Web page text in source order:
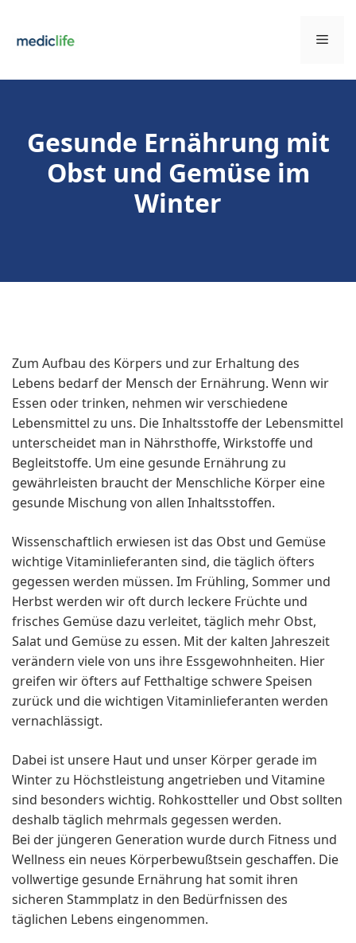
springen
Gesunde Ernährung mit
Obst und Gemüse im
Winter
Zum Aufbau des Körpers und zur Erhaltung des
Lebens bedarf der Mensch der Ernährung. Wenn wir
Essen oder trinken, nehmen wir verschiedene
Lebensmittel zu uns. Die Inhaltsstoffe der Lebensmittel
unterscheidet man in Nährsthoffe, Wirkstoffe und
Begleitstoffe. Um eine gesunde Ernährung zu
gewährleisten braucht der Menschliche Körper eine
gesunde Mischung von allen Inhaltsstoffen.
Wissenschaftlich erwiesen ist das Obst und Gemüse
wichtige Vitaminlieferanten sind, die täglich öfters
gegessen werden müssen. Im Frühling, Sommer und
Herbst werden wir oft durch leckere Früchte und
frisches Gemüse dazu verleitet, täglich mehr Obst,
Salat und Gemüse zu essen. Mit der kalten Jahreszeit
verändern viele von uns ihre Essgewohnheiten. Hier
greifen wir öfters auf Fetthaltige schwere Speisen
zurück und die wichtigen Vitaminlieferanten werden
vernachlässigt.
Dabei ist unsere Haut und unser Körper gerade im
Winter zu Höchstleistung angetrieben und Vitamine
sind besonders wichtig. Rohkostteller und Obst sollten
deshalb täglich mehrmals gegessen werden.
Bei der jüngeren Generation wurde durch Fitness und
Wellness ein neues Körperbewußtsein geschaffen. Die
vollwertige gesunde Ernährung hat somit ihren
sicheren Stammplatz in den Bedürfnissen des
täglichen Lebens eingenommen.